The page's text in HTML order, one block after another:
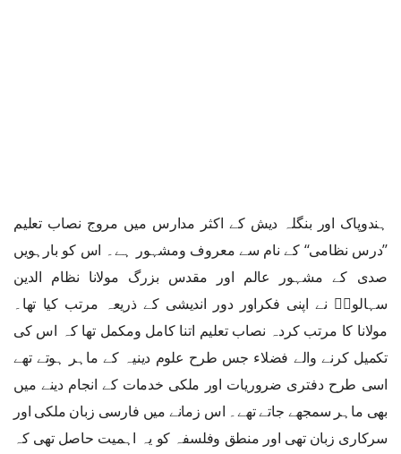
ہندوپاک اور بنگلہ دیش کے اکثر مدارس میں مروج نصاب تعلیم
’’درس نظامی‘‘ کے نام سے معروف ومشہور ہے۔ اس کو بارہویں
صدی کے مشہور عالم اور مقدس بزرگ مولانا نظام الدین
سہالویؒ نے اپنی فکراور دور اندیشی کے ذریعہ مرتب کیا تھا۔
مولانا کا مرتب کردہ نصاب تعلیم اتنا کامل ومکمل تھا کہ اس کی
تکمیل کرنے والے فضلاء جس طرح علوم دینیہ کے ماہر ہوتے تھے
اسی طرح دفتری ضروریات اور ملکی خدمات کے انجام دینے میں
بھی ماہر سمجھے جاتے تھے۔ اس زمانے میں فارسی زبان ملکی اور
سرکاری زبان تھی اور منطق وفلسفہ کو یہ اہمیت حاصل تھی کہ